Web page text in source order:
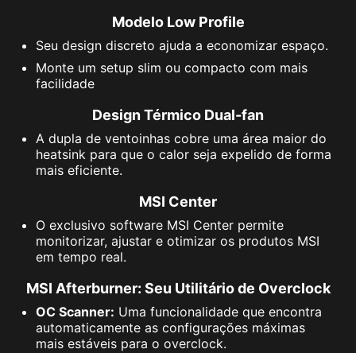
Modelo Low Profile
Seu design discreto ajuda a economizar espaço.
Monte um setup slim ou compacto com mais
facilidade
Design Térmico Dual-fan
A dupla de ventoinhas cobre uma área maior do
heatsink para que o calor seja expelido de forma
mais eficiente.
MSI Center
O exclusivo software MSI Center permite
monitorizar, ajustar e otimizar os produtos MSI
em tempo real.
MSI Afterburner: Seu Utilitário de Overclock
OC Scanner: Uma funcionalidade que encontra
automaticamente as configurações máximas
mais estáveis para o overclock.